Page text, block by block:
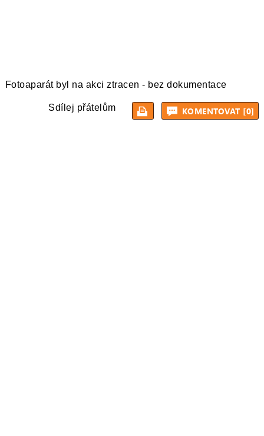
Fotoaparát byl na akci ztracen - bez dokumentace
Sdílej přátelům